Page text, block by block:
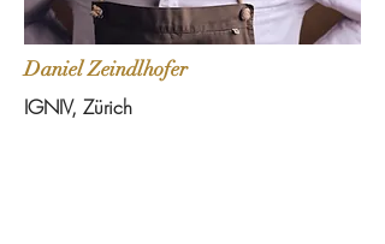
Daniel Zeindlhofer
IGNIV, Zürich